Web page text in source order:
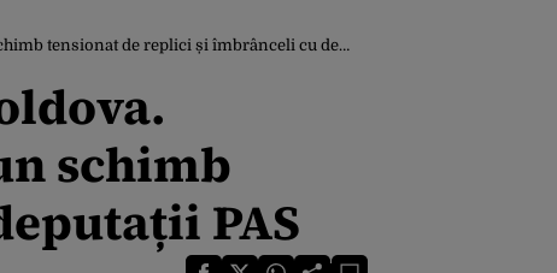
de replici și îmbrânceli cu deputații PAS
schimb
PAS